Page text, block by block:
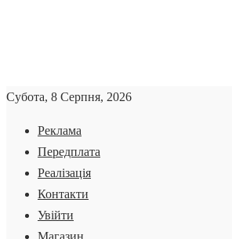
Субота, 8 Серпня, 2026
Реклама
Передплата
Реалізація
Контакти
Увійти
Магазин